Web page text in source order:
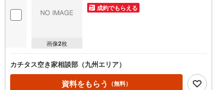
画像2枚
成約でもらえる
カチタス空き家相談部（九州エリア）
資料をもらう （無料）